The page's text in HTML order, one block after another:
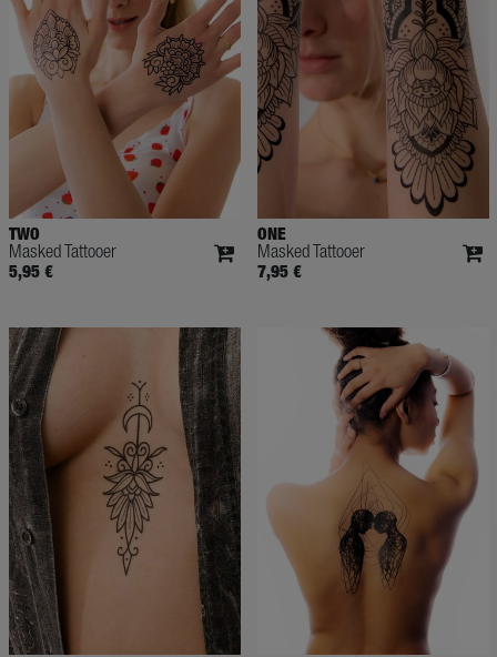
TWO
Masked Tattooer
5,95 €
ONE
Masked Tattooer
7,95 €